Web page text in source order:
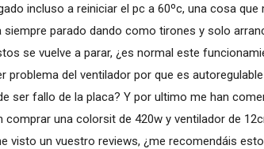
incluso a reiniciar el pc a 60ºc, una cosa que
parado dando como tirones y solo
se vuelve a parar, ¿es normal este
problema del ventilador por que es
ser fallo de la placa? Y por ultimo me han
una colorsit de 420w y ventilador de
visto un vuestro reviews, ¿me recomendáis